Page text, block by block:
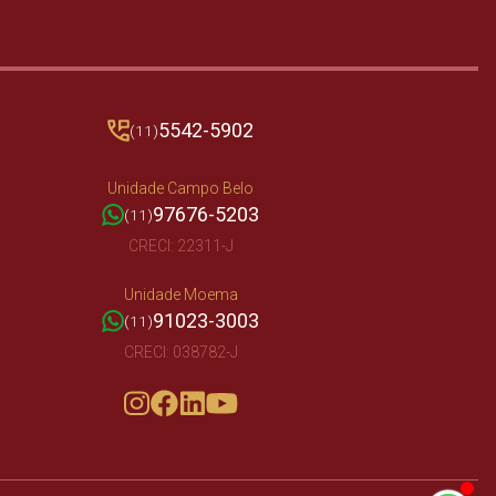
(11)5542-5902
Unidade Campo Belo
(11)97676-5203
CRECI: 22311-J
Unidade Moema
(11)91023-3003
CRECI: 038782-J